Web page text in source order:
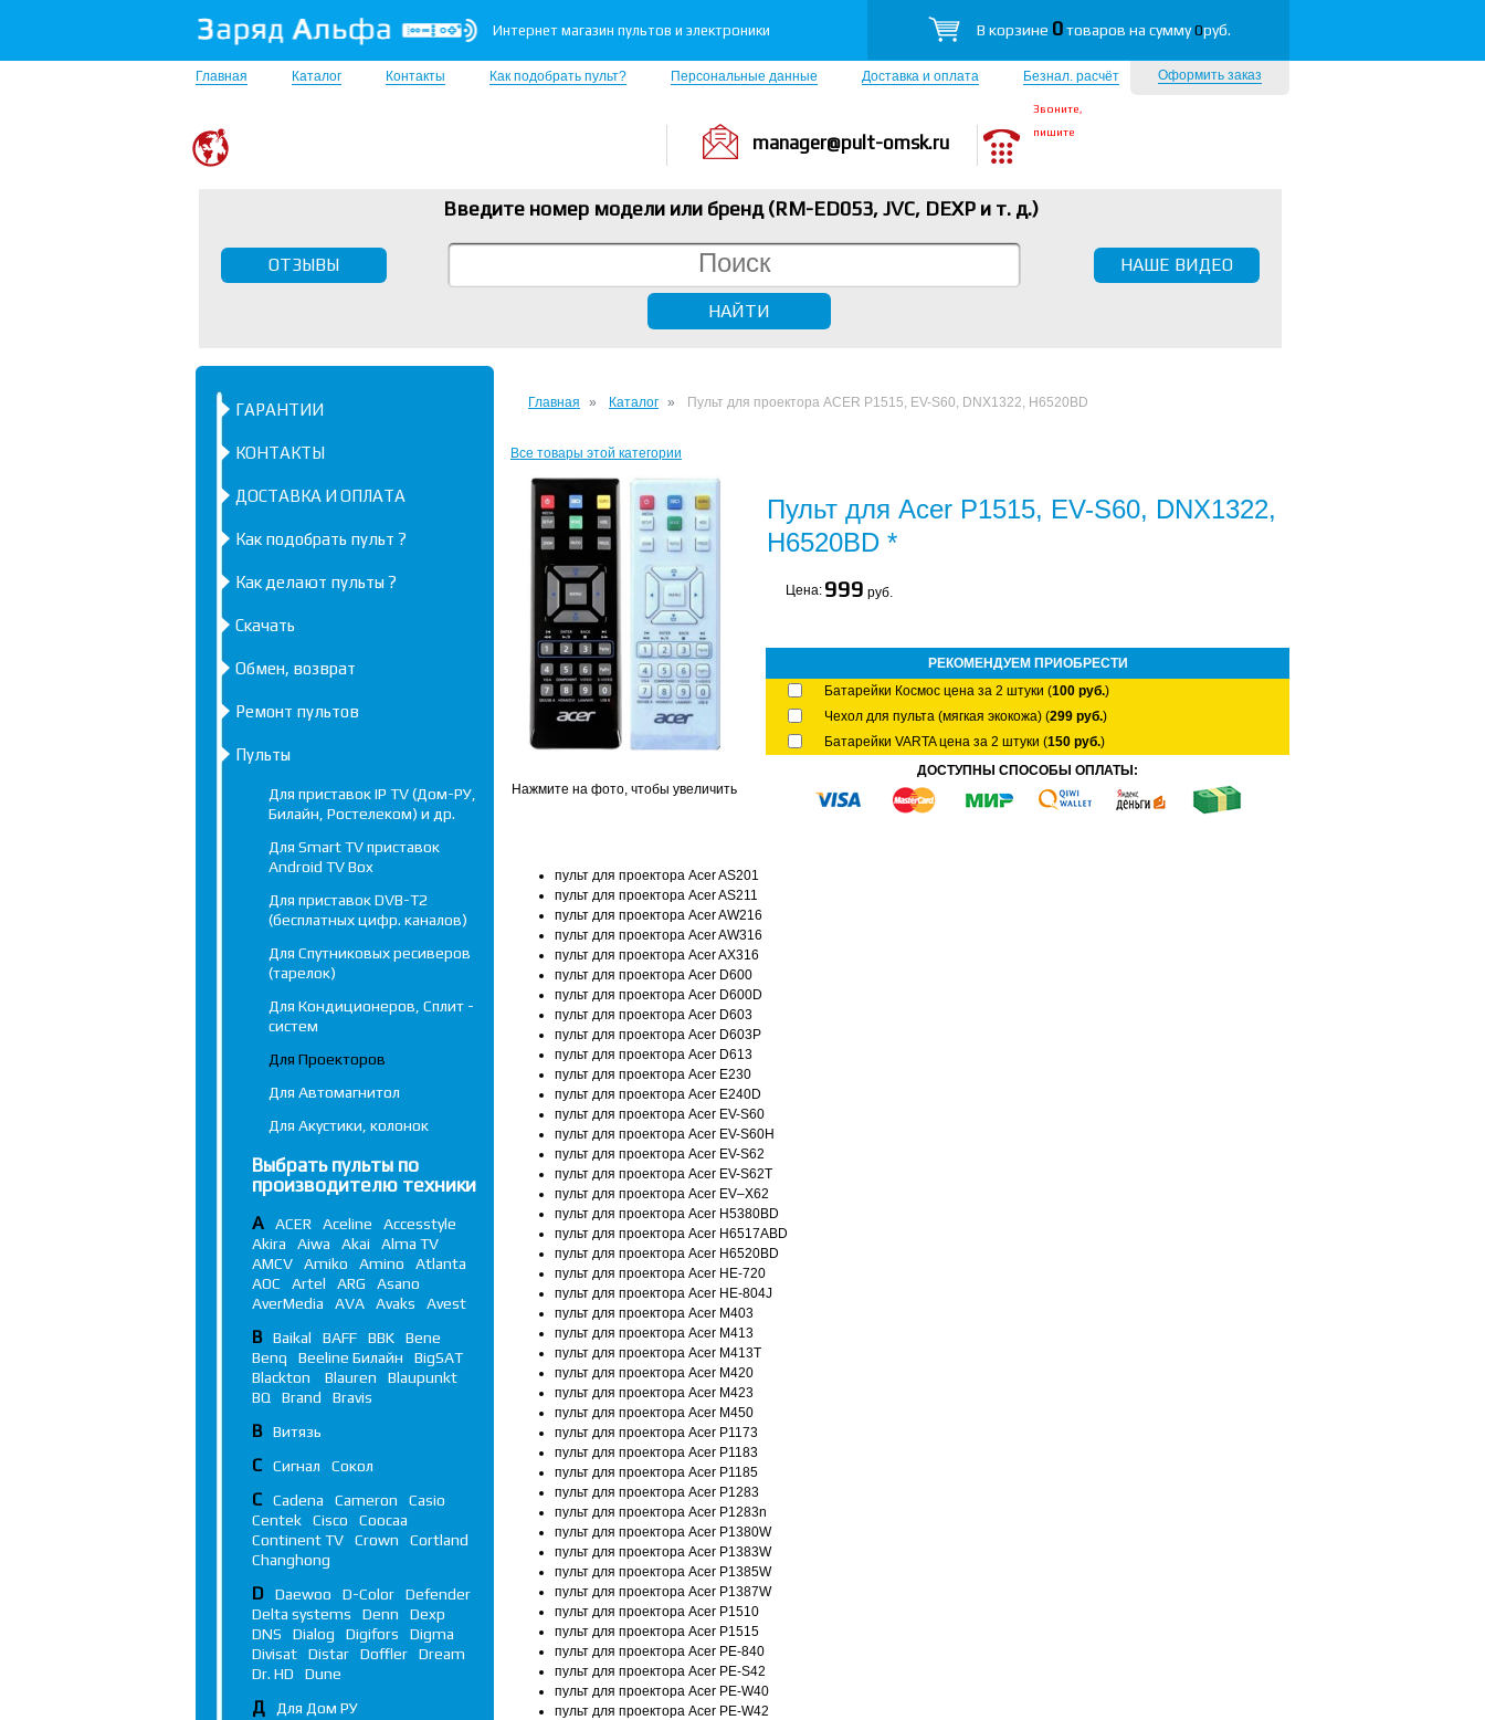
Интернет магазин пультов и электроники В корзине 0товаров на сумму0руб.
Оформить заказ
Главная Каталог Контакты Как подобрать пульт? Персональные данные Доставка и оплата Безнал. расчёт
manager@pult-omsk.ru
Звоните,
пишите
Введите номер модели или бренд (RM-ED053, JVC, DEXP и т. д.)
ОТЗЫВЫ НАШЕ ВИДЕО
Главная Каталог Пульт для проектора ACER P1515, EV-S60, DNX1322, H6520BD
Все товары этой категории
Нажмите на фото, чтобы увеличить
Пульт для Acer P1515, EV-S60, DNX1322,
H6520BD *
Цена: 999 руб.
РЕКОМЕНДУЕМ ПРИОБРЕСТИ
Батарейки Космос цена за 2 штуки (100 руб.)
Чехол для пульта (мягкая экокожа) (299 руб.)
Батарейки VARTA цена за 2 штуки (150 руб.)
ДОСТУПНЫ СПОСОБЫ ОПЛАТЫ:
пульт для проектора Acer AS201
пульт для проектора Acer AS211
пульт для проектора Acer AW216
пульт для проектора Acer AW316
пульт для проектора Acer AX316
пульт для проектора Acer D600
пульт для проектора Acer D600D
пульт для проектора Acer D603
пульт для проектора Acer D603P
пульт для проектора Acer D613
пульт для проектора Acer E230
пульт для проектора Acer E240D
пульт для проектора Acer EV-S60
пульт для проектора Acer EV-S60H
пульт для проектора Acer EV-S62
пульт для проектора Acer EV-S62T
пульт для проектора Acer EV–X62
пульт для проектора Acer H5380BD
пульт для проектора Acer H6517ABD
пульт для проектора Acer H6520BD
пульт для проектора Acer HE-720
пульт для проектора Acer HE-804J
пульт для проектора Acer M403
пульт для проектора Acer M413
пульт для проектора Acer M413T
пульт для проектора Acer M420
пульт для проектора Acer M423
пульт для проектора Acer M450
пульт для проектора Acer P1173
пульт для проектора Acer P1183
пульт для проектора Acer P1185
пульт для проектора Acer P1283
пульт для проектора Acer P1283n
пульт для проектора Acer P1380W
пульт для проектора Acer P1383W
пульт для проектора Acer P1385W
пульт для проектора Acer P1387W
пульт для проектора Acer P1510
пульт для проектора Acer P1515
пульт для проектора Acer PE-840
пульт для проектора Acer PE-S42
пульт для проектора Acer PE-W40
пульт для проектора Acer PE-W42
ГАРАНТИИ
КОНТАКТЫ
ДОСТАВКА И ОПЛАТА
Как подобрать пульт ?
Как делают пульты ?
Скачать
Обмен, возврат
Ремонт пультов
Пульты
Для приставок IP TV (Дом-РУ,
Билайн, Ростелеком) и др.
Для Smart TV приставок
Android TV Box
Для приставок DVB-T2
(бесплатных цифр. каналов)
Для Спутниковых ресиверов
(тарелок)
Для Кондиционеров, Сплит -
систем
Для Проекторов
Для Автомагнитол
Для Акустики, колонок
Выбрать пульты по
производителю техники
A ACER Aceline
Accesstyle
Akira
Aiwa Akai
Alma TV
AMCV
Amiko Amino
Atlanta
AOC
Artel ARG
Asano
AverMedia
AVA Avaks Avest
B Baikal BAFF BBK
Bene
Benq
Beeline Билайн
BigSAT
Blackton
Blauren
Blaupunkt
BQ
Brand Bravis
В Витязь
С Сигнал Сокол
C Cadena Cameron
Casio
Centek
Cisco
Coocaa
Continent TV
Crown
Cortland
Changhong
D Daewoo D-Color
Defender
Delta systems
Denn
Dexp
DNS
Dialog Digifors
Digma
Divisat
Distar Doffler
Dream
Dr. HD
Dune
Д Для Дом РУ